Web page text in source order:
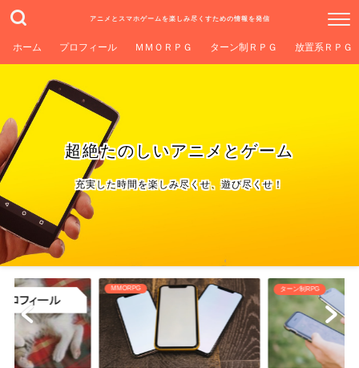
アニメとスマホゲームを楽しみ尽くすための情報を発信
ホーム プロフィール ＭＭＯＲＰＧ ターン制ＲＰＧ 放置系ＲＰＧ
超絶たのしいアニメとゲーム
充実した時間を楽しみ尽くせ、遊び尽くせ！
ターン制RPG 放置系RPG